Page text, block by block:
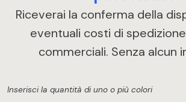
Riceverai la conferma della
eventuali costi di
commerciali. Senza alcun
Inserisci la quantità di uno o più colori